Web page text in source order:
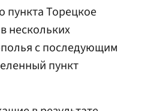
пункта Торецкое
нескольких
с последующим
пункт